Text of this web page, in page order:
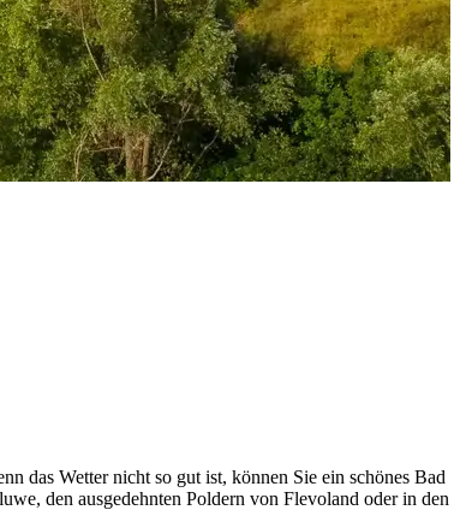
das Wetter nicht so gut ist, können Sie ein schönes Bad
den ausgedehnten Poldern von Flevoland oder in den